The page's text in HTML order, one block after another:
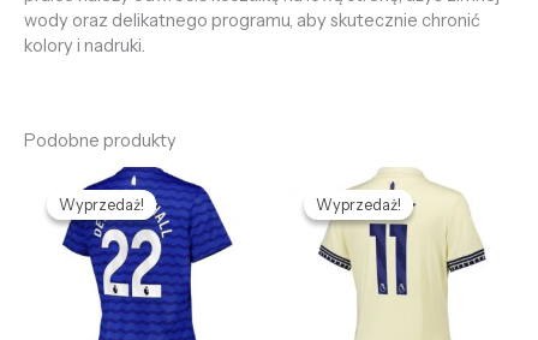
wody oraz delikatnego programu, aby skutecznie chronić
kolory i nadruki.
Podobne produkty
Wyprzedaż!
Wyprzedaż!
Pierwotna
cena
wynosiła:
469,58 zł.
Aktualna
cena
wynosi:
132,65 zł.
Wyprzedaż!
Wyprzedaż!
Pierwotna
cena
wynosiła:
469,58 zł.
Aktualna
cena
wynosi:
132,65 zł.